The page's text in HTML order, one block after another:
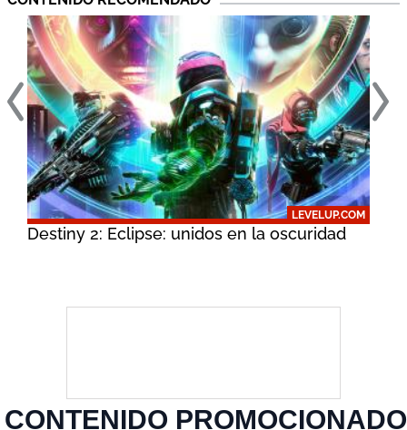
LEVELUP.COM
Destiny 2: Eclipse: unidos en la oscuridad